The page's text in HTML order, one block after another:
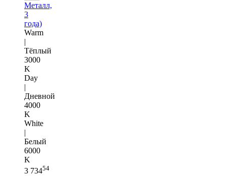
Металл,
3
года)
Warm
|
Тёплый
3000
K
Day
|
Дневной
4000
K
White
|
Белый
6000
K
3 73454